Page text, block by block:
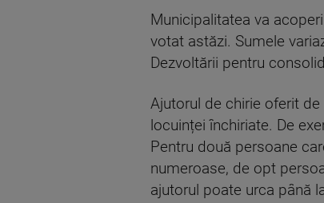
Municipalitatea va
votat astăzi. Sumele
Dezvoltării pentru
Ajutorul de chirie oferit
locuinței închiriate. De
Pentru două persoane
numeroase, de opt
ajutorul poate urca până